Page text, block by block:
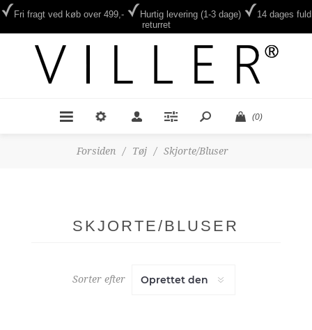
Fri fragt ved køb over 499,- Hurtig levering (1-3 dage)
14 dages fuld
returret
(0)
Forsiden / Tøj / Skjorte/Bluser
SKJORTE/BLUSER
Sorter efter